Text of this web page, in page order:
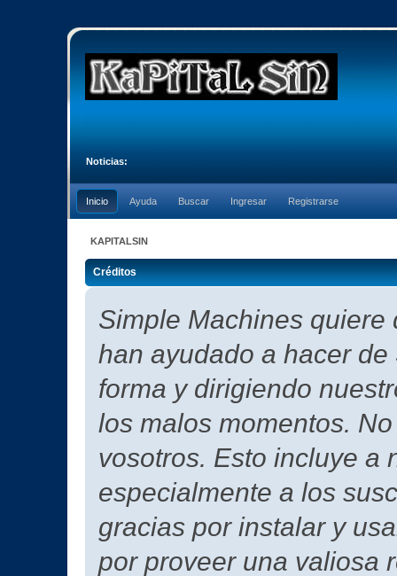
Noticias:
Inicio Ayuda Buscar Ingresar Registrarse
KAPITALSIN
Créditos
Simple Machines
han ayudado a hacer
forma y dirigiendo
los malos momentos.
vosotros. Esto incluye a
especialmente a los
gracias por instalar y
por proveer una valiosa